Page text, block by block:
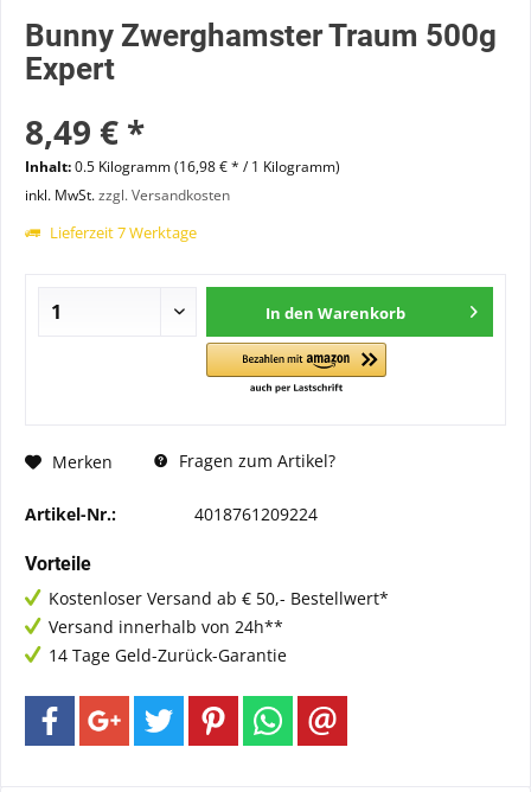
Bunny Zwerghamster Traum 500g
Expert
8,49 € *
Inhalt:0.5 Kilogramm (16,98 € * / 1 Kilogramm)
inkl. MwSt.zzgl. Versandkosten
Lieferzeit 7 Werktage
In den Warenkorb
Merken Fragen zum Artikel?
Artikel-Nr.: 4018761209224
Vorteile
Kostenloser Versand ab € 50,- Bestellwert*
Versand innerhalb von 24h**
14 Tage Geld-Zurück-Garantie